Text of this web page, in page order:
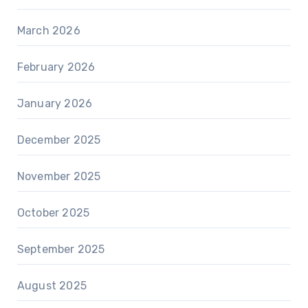
March 2026
February 2026
January 2026
December 2025
November 2025
October 2025
September 2025
August 2025